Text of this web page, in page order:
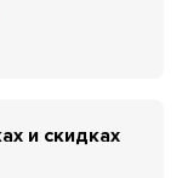
и скидках